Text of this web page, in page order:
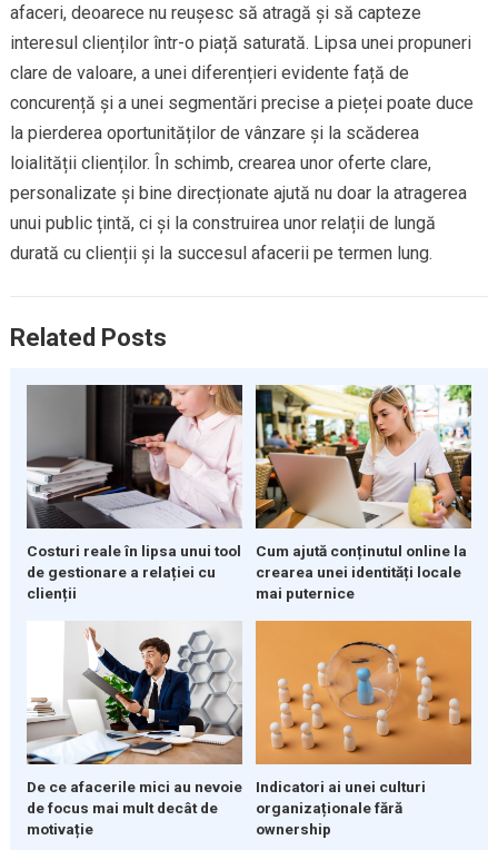
afaceri, deoarece nu reușesc să atragă și să capteze
interesul clienților într-o piață saturată. Lipsa unei propuneri
clare de valoare, a unei diferențieri evidente față de
concurență și a unei segmentări precise a pieței poate duce
la pierderea oportunităților de vânzare și la scăderea
loialității clienților. În schimb, crearea unor oferte clare,
personalizate și bine direcționate ajută nu doar la atragerea
unui public țintă, ci și la construirea unor relații de lungă
durată cu clienții și la succesul afacerii pe termen lung.
Related Posts
Costuri reale în lipsa unui tool
de gestionare a relației cu
clienții
Cum ajută conținutul online la
crearea unei identități locale
mai puternice
De ce afacerile mici au nevoie
de focus mai mult decât de
motivație
Indicatori ai unei culturi
organizaționale fără
ownership